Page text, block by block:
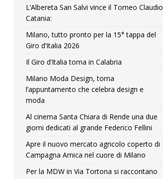
L’Albereta San Salvi vince il Torneo Claudio
Catania:
Milano, tutto pronto per la 15° tappa del
Giro d’Italia 2026
Il Giro d’Italia torna in Calabria
Milano Moda Design, torna
l’appuntamento che celebra design e
moda
Al cinema Santa Chiara di Rende una due
giorni dedicati al grande Federico Fellini
Apre il nuovo mercato agricolo coperto di
Campagna Amica nel cuore di Milano
Per la MDW in Via Tortona si raccontano